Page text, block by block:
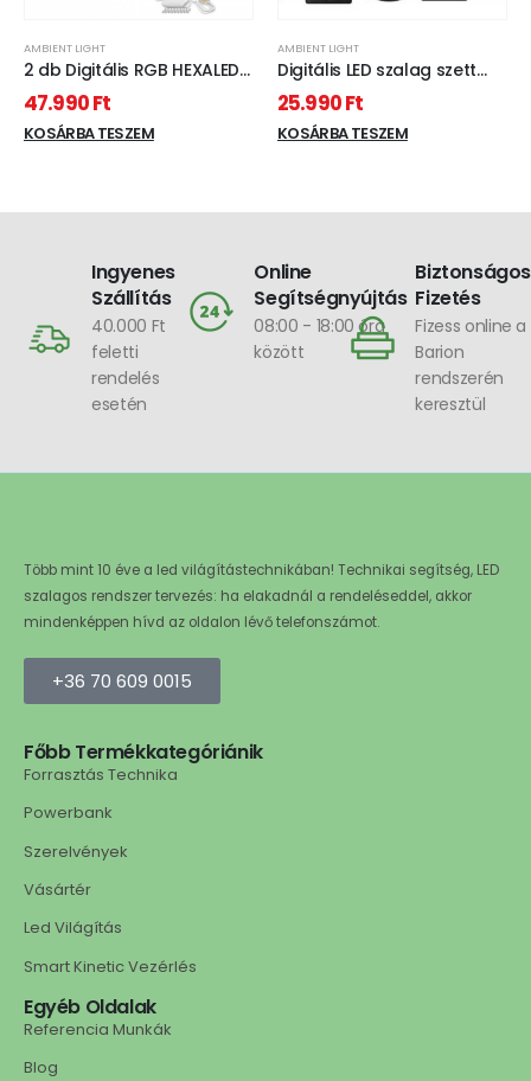
AMBIENT LIGHT
2 db Digitális RGB HEXALED
szett , 2 x 6 db-os ,
távirányítóval, USB , RGB +
IC (digitális) , dimmelhető ,
47.990Ft
KOSÁRBA TESZEM
AMBIENT LIGHT
Digitális LED szalag szett
kamerával , TV képernyő
követő funkcióval , DRGB ,
dimmelhető , 5.5m ,
25.990Ft
KOSÁRBA TESZEM
Ingyenes
Szállítás
40.000 Ft
feletti
rendelés
esetén
Online
Segítségnyújtás
08:00 - 18:00 óra
között
Biztonságos
Fizetés
Fizess online a
Barion
rendszerén
keresztül
Több mint 10 éve a led világítástechnikában! Technikai segítség, LED
szalagos rendszer tervezés: ha elakadnál a rendeléseddel, akkor
mindenképpen hívd az oldalon lévő telefonszámot.
+36 70 609 0015
Főbb Termékkategóriánik
Forrasztás Technika
Powerbank
Szerelvények
Vásártér
Led Világítás
Smart Kinetic Vezérlés
Egyéb Oldalak
Referencia Munkák
Blog